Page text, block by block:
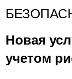
Новая
учетом